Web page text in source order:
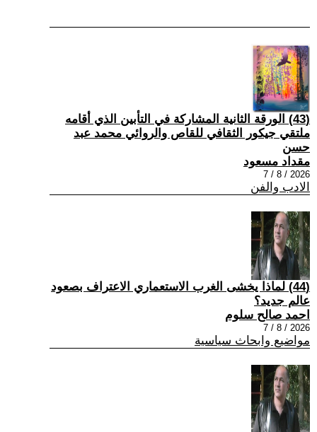
(43) الورقة الثانية المشاركة في التأبين الذي أقامه
ملتقي جيكور الثقافي للقاص والروائي محمد عبد
حسن
مقداد مسعود
2026 / 8 / 7
الادب والفن
(44) لماذا يخشى الغرب الاستعماري الاعتراف بصعود
عالم جديد؟
احمد صالح سلوم
2026 / 8 / 7
مواضيع وابحاث سياسية